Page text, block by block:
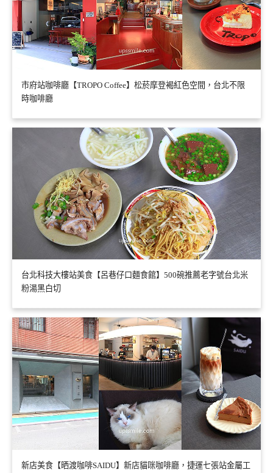
市府站咖啡廳【TROPO Coffee】松菸摩登褐紅色空間，台北不限
時咖啡廳
台北科技大樓站美食【呂巷仔口麵食館】500碗推薦老字號台北米
粉湯黑白切
新店美食【晒渡咖啡SAIDU】新店貓咪咖啡廳，捷運七張站金屬工